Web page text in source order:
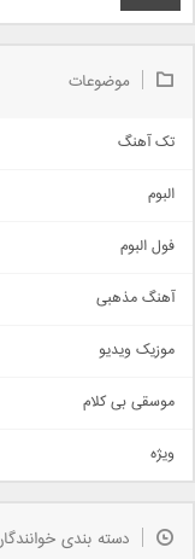
موضوعات
تک آهنگ
اجتماعی
حماسی
سنتی
اهنگ بندرعباسی
دمو
مذهبی
جدیدترین ها
البوم
فول البوم
آهنگ مذهبی
موزیک ویدیو
موسقی بی کلام
ویژه
دسته بندی